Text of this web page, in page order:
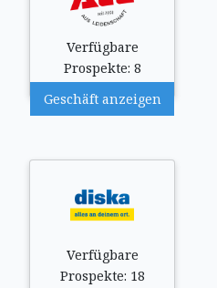
Verfügbare
Prospekte: 8
Geschäft anzeigen
Verfügbare
Prospekte: 18